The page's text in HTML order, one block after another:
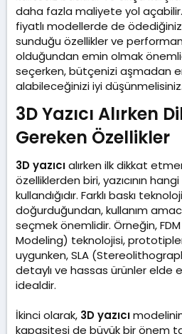
daha fazla maliyete yol açabilir.
fiyatlı modellerde de
sunduğu özellikler ve
olduğundan emin olmak
seçerken, bütçenizi aşmadan
alabileceğinizi iyi düşünmelisiniz.
3D Yazıcı Alırken
Gereken Özellikler​
3D yazıcıalırken ilk dikkat
özelliklerden biri, yazıcının
kullandığıdır. Farklı baskı
doğurduğundan, kullanım
seçmek önemlidir. Örneğin,
Modeling) teknolojisi,
uygunken, SLA
detaylı ve hassas ürünler elde
idealdir.
İkinci olarak, 3D yazıcı
kapasitesi de büyük bir önem